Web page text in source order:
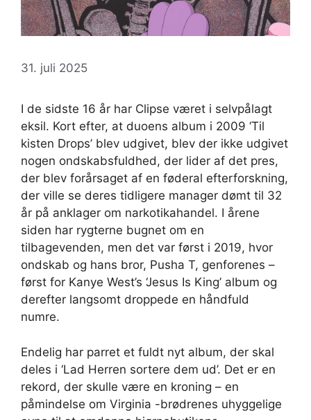
31. juli 2025
I de sidste 16 år har Clipse været i selvpålagt
eksil. Kort efter, at duoens album i 2009 ‘Til
kisten Drops’ blev udgivet, blev der ikke udgivet
nogen ondskabsfuldhed, der lider af det pres,
der blev forårsaget af en føderal efterforskning,
der ville se deres tidligere manager dømt til 32
år på anklager om narkotikahandel. I årene
siden har rygterne bugnet om en
tilbagevenden, men det var først i 2019, hvor
ondskab og hans bror, Pusha T, genforenes –
først for Kanye West’s ‘Jesus Is King’ album og
derefter langsomt droppede en håndfuld
numre.
Endelig har parret et fuldt nyt album, der skal
deles i ‘Lad Herren sortere dem ud’. Det er en
rekord, der skulle være en kroning – en
påmindelse om Virginia -brødrenes uhyggelige